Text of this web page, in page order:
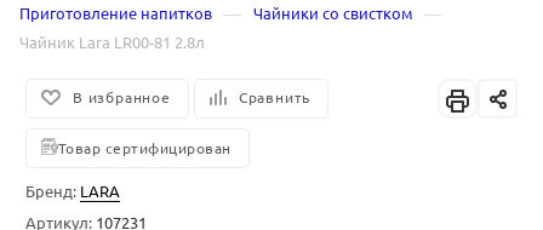
Приготовление напитков — Чайники со свистком —
Чайник Lara LR00-81 2.8л
В избранное Сравнить
Товар сертифицирован
Бренд: LARA
Артикул: 107231